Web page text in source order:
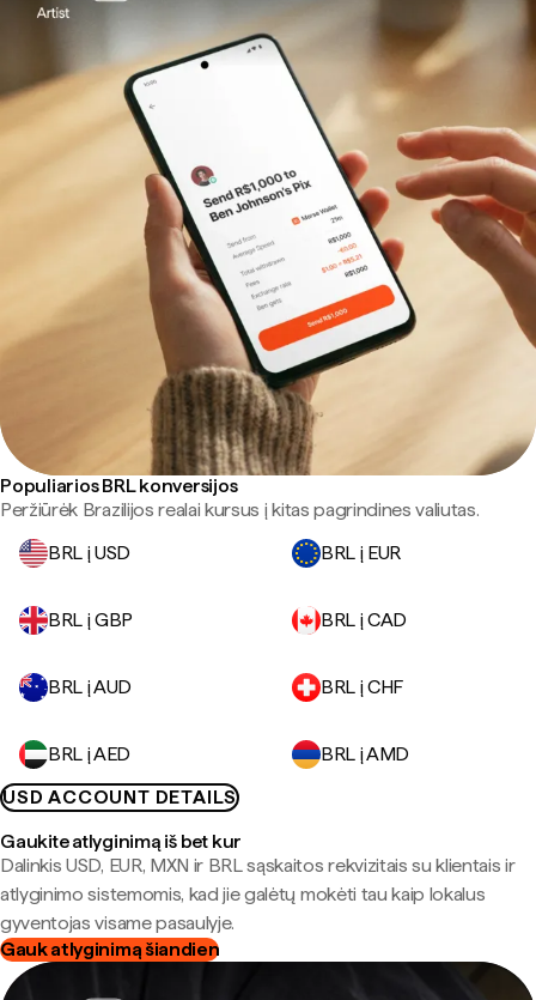
Populiarios BRL konversijos
Peržiūrėk Brazilijos realai kursus į kitas pagrindines valiutas.
BRL į USD
BRL į EUR
BRL į GBP BRL į CAD
BRL į AUD BRL į CHF
BRL į AED
BRL į AMD
USD ACCOUNT DETAILS
Gaukite atlyginimą iš bet kur
Dalinkis USD, EUR, MXN ir BRL sąskaitos rekvizitais su klientais ir
atlyginimo sistemomis, kad jie galėtų mokėti tau kaip lokalus
gyventojas visame pasaulyje.
Gauk atlyginimą šiandien